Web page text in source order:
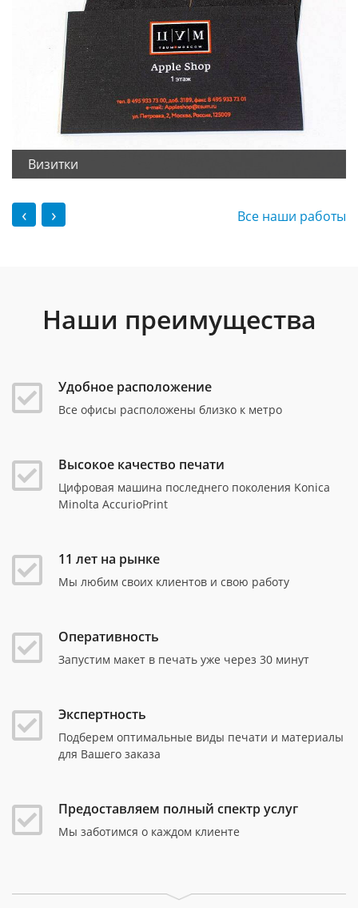
Визитки
‹ › Все наши работы
Наши преимущества
Удобное расположение
Все офисы расположены близко к метро
Высокое качество печати
Цифровая машина последнего поколения Konica
Minolta AccurioPrint
11 лет на рынке
Мы любим своих клиентов и свою работу
Оперативность
Запустим макет в печать уже через 30 минут
Экспертность
Подберем оптимальные виды печати и материалы
для Вашего заказа
Предоставляем полный спектр услуг
Мы заботимся о каждом клиенте